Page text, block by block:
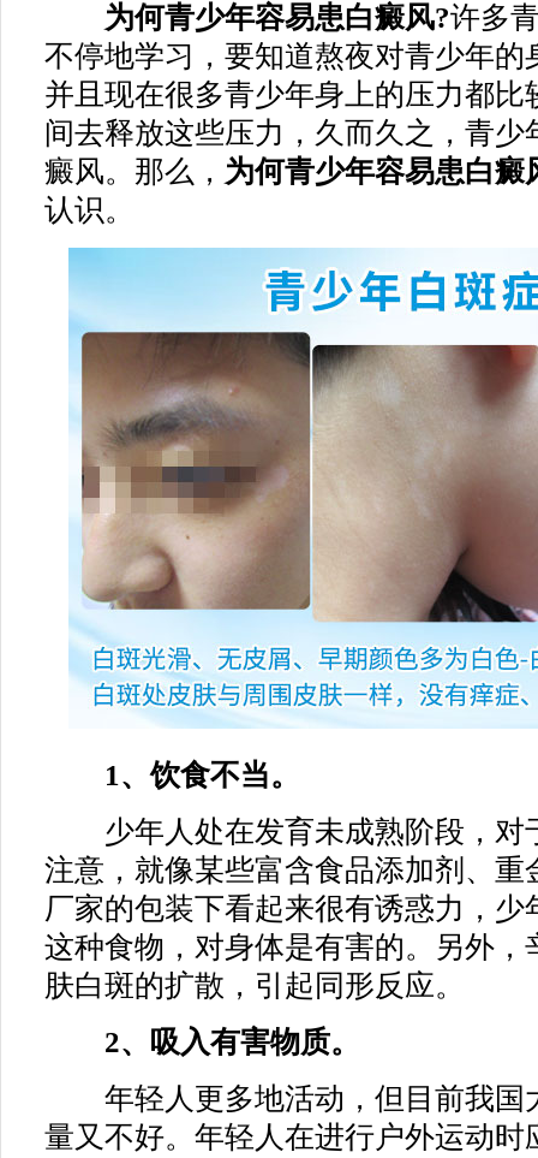
为何青少年容易患白癜风?许多
不停地学习，要知道熬夜对青少年的
并且现在很多青少年身上的压力都比
间去释放这些压力，久而久之，青少
癜风。那么， 为何青少年容易患白癜
认识。
1、饮食不当。
少年人处在发育未成熟阶段，对
注意，就像某些富含食品添加剂、重
厂家的包装下看起来很有诱惑力，少
这种食物，对身体是有害的。另外，
肤白斑的扩散，引起同形反应。
2、吸入有害物质。
年轻人更多地活动，但目前我国
量又不好。年轻人在进行户外运动时